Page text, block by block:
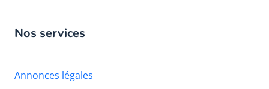
Nos services
Annonces légales